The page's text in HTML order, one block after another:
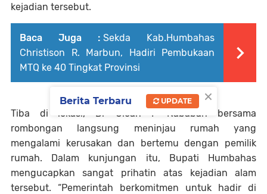
kejadian tersebut.
Baca Juga : Sekda Kab.Humbahas
Christison R. Marbun, Hadiri Pembukaan
MTQ ke 40 Tingkat Provinsi
Tiba di lokasi, Dr Oloan P Nababan bersama
rombongan langsung meninjau rumah yang
mengalami kerusakan dan bertemu dengan pemilik
rumah. Dalam kunjungan itu, Bupati Humbahas
mengucapkan sangat prihatin atas kejadian alam
tersebut. “Pemerintah berkomitmen untuk hadir di
×
Berita Terbaru UPDATE